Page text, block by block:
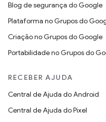
Blog de segurança do Google
Plataforma no Grupos do
Criação no Grupos do Google
Portabilidade no Grupos do
RECEBER AJUDA
Central de Ajuda do Android
Central de Ajuda do Pixel